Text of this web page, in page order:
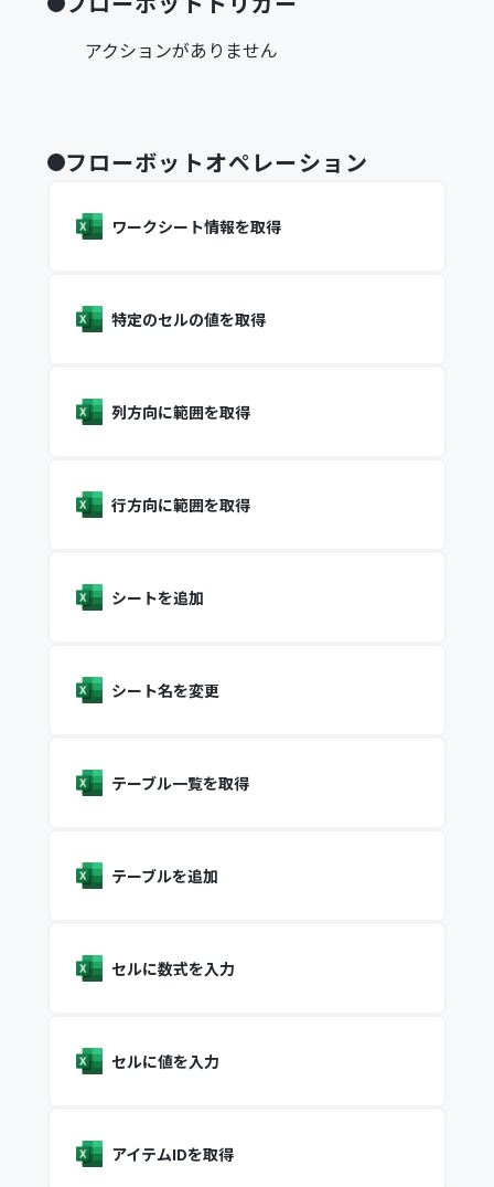
アクションがありません
フローボットオペレーション
ワークシート情報を取得
特定のセルの値を取得
列方向に範囲を取得
行方向に範囲を取得
シートを追加
シート名を変更
テーブル一覧を取得
テーブルを追加
セルに数式を入力
セルに値を入力
アイテムIDを取得